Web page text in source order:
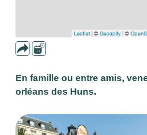
Leaflet| © Geoapify | ©
En famille ou entre amis,
orléans des Huns.